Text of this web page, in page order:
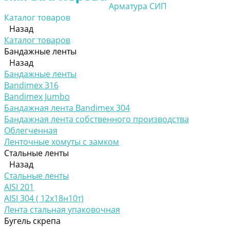
Арматура СИП
Каталог товаров
Назад
Каталог товаров
Бандажные ленты
Назад
Бандажные ленты
Bandimex 316
Bandimex Jumbo
Бандажная лента Bandimex 304
Бандажная лента собственного производства
Облегченная
Ленточные хомуты с замком
Стальные ленты
Назад
Стальные ленты
AISI 201
AISI 304 ( 12х18н10т)
Лента стальная упаковочная
Бугель скрепа